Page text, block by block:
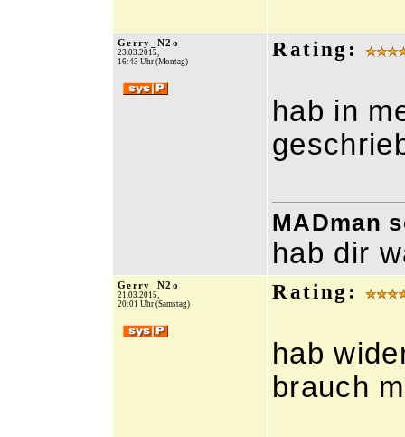
Gerry_N2o
23.03.2015,
16:43 Uhr (Montag)
Rating:
hab in
MADman
hab dir
Gerry_N2o
21.03.2015,
20:01 Uhr (Samstag)
Rating:
hab
brauch